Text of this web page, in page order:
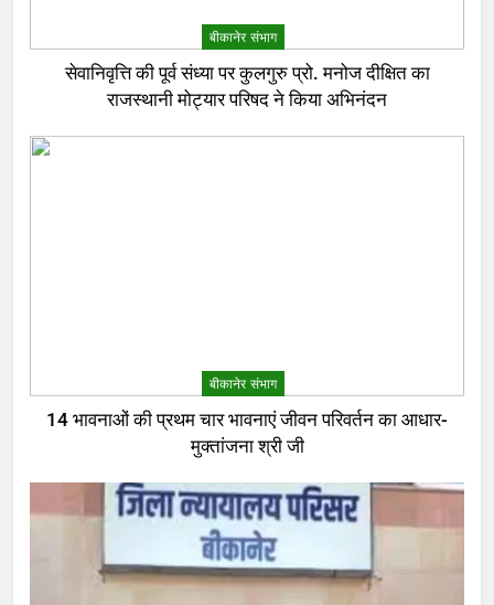
बीकानेर संभाग
सेवानिवृत्ति की पूर्व संध्या पर कुलगुरु प्रो. मनोज दीक्षित का
राजस्थानी मोट्यार परिषद ने किया अभिनंदन
बीकानेर संभाग
14 भावनाओं की प्रथम चार भावनाएं जीवन परिवर्तन का आधार-
मुक्तांजना श्री जी